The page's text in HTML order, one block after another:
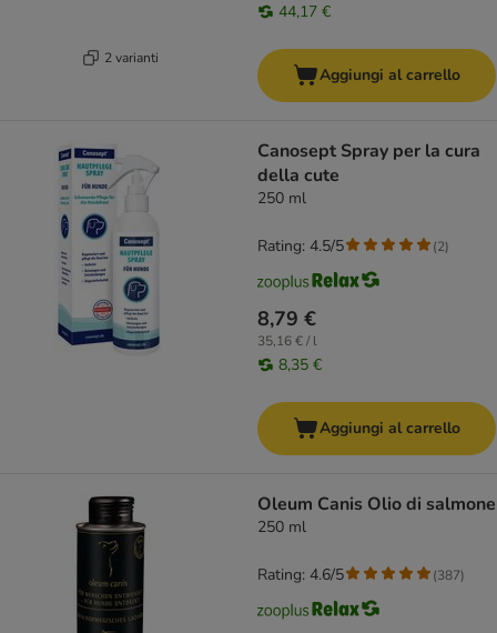
2 varianti
44,17 €
Aggiungi al carrello
Canosept Spray per la cura
della cute
250 ml
8,79 €
35,16 € / l
8,35 €
Rating: 4.5/5 (2)
Aggiungi al carrello
Oleum Canis Olio di salmone
250 ml
Rating: 4.6/5 (387)